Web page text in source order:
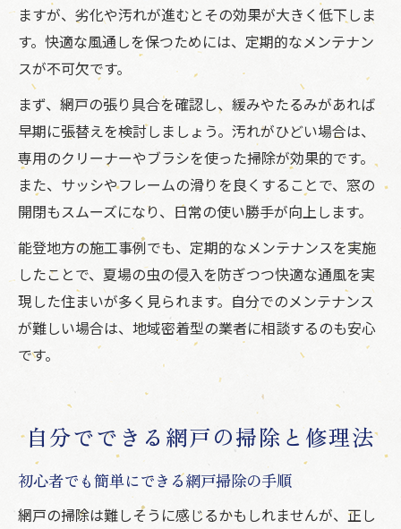
ますが、劣化や汚れが進むとその効果が大きく低下しま
す。快適な風通しを保つためには、定期的なメンテナン
スが不可欠です。
まず、網戸の張り具合を確認し、緩みやたるみがあれば
早期に張替えを検討しましょう。汚れがひどい場合は、
専用のクリーナーやブラシを使った掃除が効果的です。
また、サッシやフレームの滑りを良くすることで、窓の
開閉もスムーズになり、日常の使い勝手が向上します。
能登地方の施工事例でも、定期的なメンテナンスを実施
したことで、夏場の虫の侵入を防ぎつつ快適な通風を実
現した住まいが多く見られます。自分でのメンテナンス
が難しい場合は、地域密着型の業者に相談するのも安心
です。
自分でできる網戸の掃除と修理法
初心者でも簡単にできる網戸掃除の手順
網戸の掃除は難しそうに感じるかもしれませんが、正し